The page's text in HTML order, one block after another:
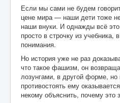
Если мы сами не будем
цене мира — наши дети тоже
наши внуки. И однажды всё
просто в строчку из учебника,
понимания.
Но история уже не раз
что такое фашизм, он
лозунгами, в другой форме, но
противостоять ему
некому объяснить, почему это